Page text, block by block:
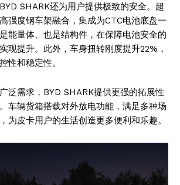
SHARK还为用户提供极致的安全。超
强度钢车架融合，集成为CTC电池底盘一
能量体、也是结构件，在保障电池安全的
现提升。此外，车身扭转刚度提升22%，
性和稳定性。
泛需求，BYD SHARK提供更强的拓展性
车辆货箱搭载对外放电功能，满足多种场
为皮卡用户的生活创造更多便利和乐趣。